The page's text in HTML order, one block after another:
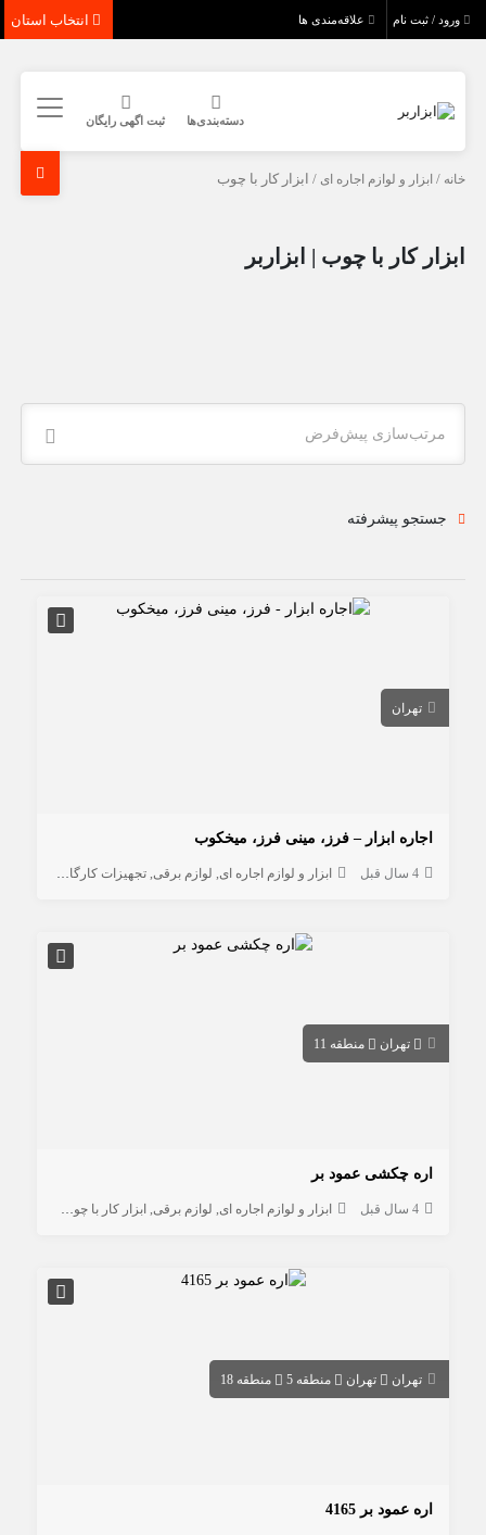
ورود / ثبت نام علاقه‌مندی ها
دسته‌بندی‌ها ثبت اگهی رایگان
خانه / ابزار و لوازم اجاره ای / ابزار کار با چوب
ابزار کار با چوب | ابزاربر
مرتب‌سازی پیش‌فرض
جستجو پیشرفته
تهران
اجاره ابزار – فرز، مینی فرز، میخکوب
4 سال قبل ابزار و لوازم اجاره ای لوازم برقی تجهیزات کارگاهی
تهران منطقه 11
اره چکشی عمود بر
4 سال قبل ابزار و لوازم اجاره ای لوازم برقی ابزار کار با چوب
تهران تهران منطقه 5 منطقه 18
اره عمود بر 4165